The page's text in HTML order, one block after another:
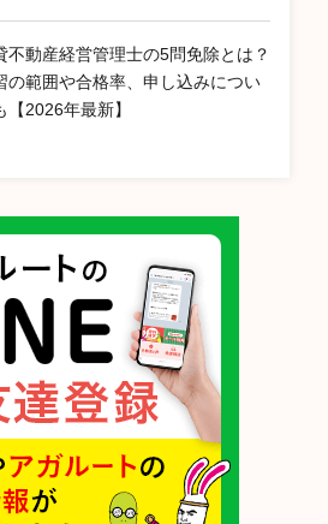
不動産経営管理士の5問免除とは？
の範囲や合格率、申し込みについ
【2026年最新】